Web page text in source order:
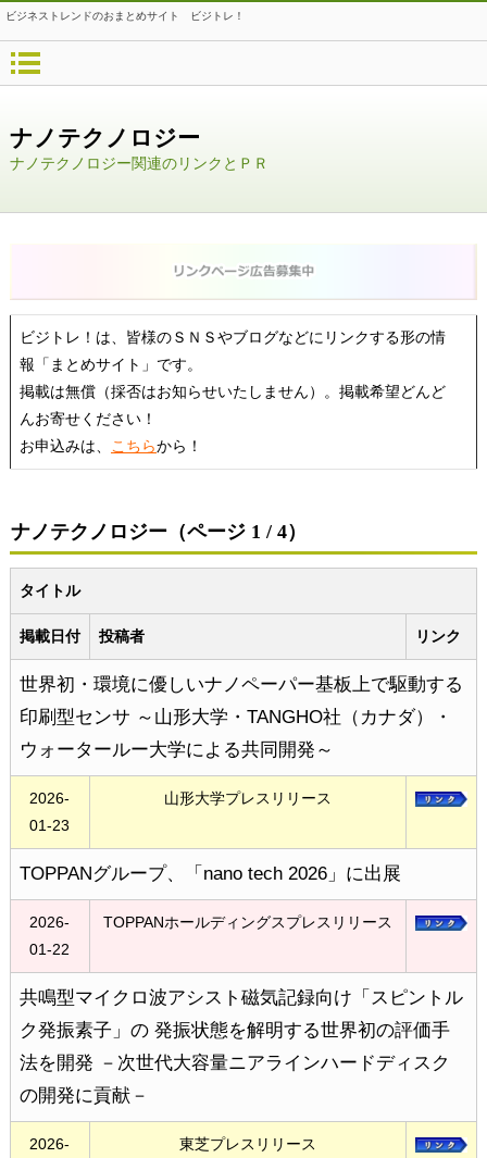
ビジネストレンドのおまとめサイト ビジトレ！
ナノテクノロジー
ナノテクノロジー関連のリンクとＰＲ
ビジトレ！は、皆様のＳＮＳやブログなどにリンクする形の情
報「まとめサイト」です。
掲載は無償（採否はお知らせいたしません）。掲載希望どんど
んお寄せください！
お申込みは、
こちらから！
ナノテクノロジー（ページ 1 / 4）
タイトル
掲載日付 投稿者 リンク
世界初・環境に優しいナノペーパー基板上で駆動する
印刷型センサ ～山形大学・TANGHO社（カナダ）・
ウォータールー大学による共同開発～
2026-
01-23
山形大学プレスリリース
TOPPANグループ、「nano tech 2026」に出展
2026-
01-22
TOPPANホールディングスプレスリリース
共鳴型マイクロ波アシスト磁気記録向け「スピントル
ク発振素子」の 発振状態を解明する世界初の評価手
法を開発 －次世代大容量ニアラインハードディスク
の開発に貢献－
2026-
東芝プレスリリース